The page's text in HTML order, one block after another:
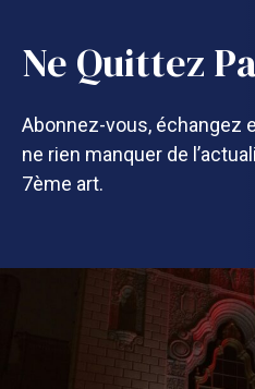
Ne Quittez
Abonnez-vous, échangez
ne rien manquer de
7ème art.